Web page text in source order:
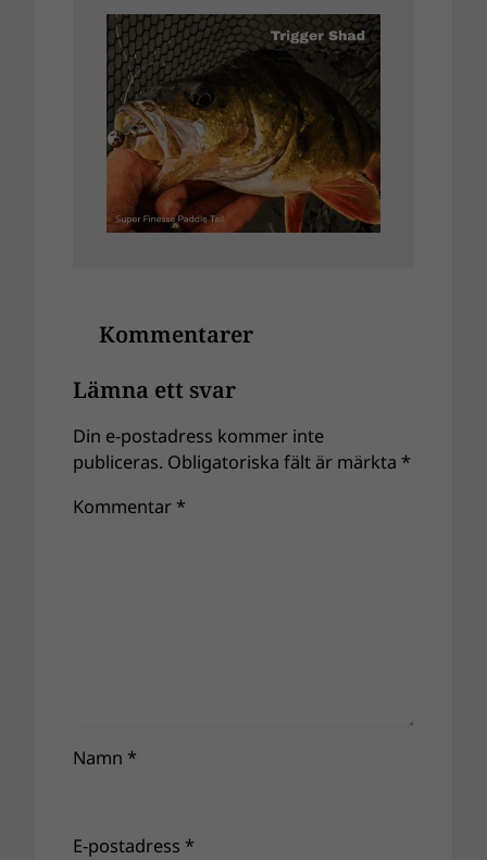
Kommentarer
Lämna ett svar
Din e-postadress kommer inte
publiceras. Obligatoriska fält är märkta *
Kommentar *
Namn *
E-postadress *